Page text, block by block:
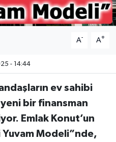
A- A+
- 14:44
ev sahibi
yeni bir finansman
Emlak Konut’un
Modeli”nde,